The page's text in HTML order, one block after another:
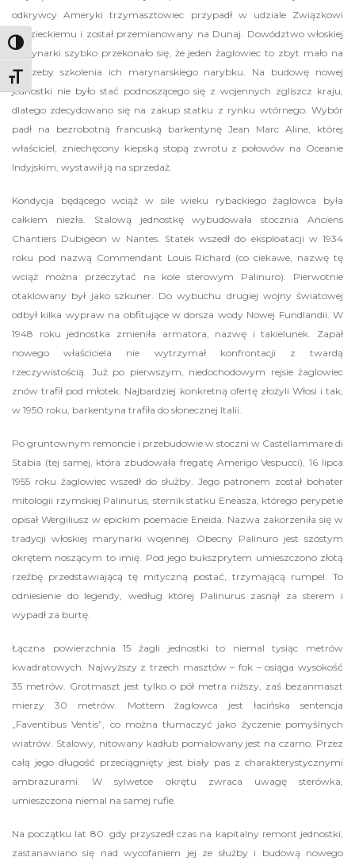
Toggle High Contrast
Toggle Font size
odkrywcy Ameryki trzymasztowiec przypadł w udziale Związkowi
Radzieckiemu i został przemianowany na Dunaj. Dowództwo włoskiej
marynarki szybko przekonało się, że jeden żaglowiec to zbyt mało na
potrzeby szkolenia ich marynarskiego narybku. Na budowę nowej
jednostki nie było stać podnoszącego się z wojennych zgliszcz kraju,
dlatego zdecydowano się na zakup statku z rynku wtórnego. Wybór
padł na bezrobotną francuską barkentynę Jean Marc Aline, której
właściciel, zniechęcony kiepską stopą zwrotu z połowów na Oceanie
Indyjskim, wystawił ją na sprzedaż.
Kondycja będącego wciąż w sile wieku rybackiego żaglowca była
całkiem niezła. Stalową jednostkę wybudowała stocznia Anciens
Chantiers Dubigeon w Nantes. Statek wszedł do eksploatacji w 1934
roku pod nazwą Commendant Louis Richard (co ciekawe, nazwę tę
wciąż można przeczytać na kole sterowym Palinuro). Pierwotnie
otaklowany był jako szkuner. Do wybuchu drugiej wojny światowej
odbył kilka wypraw na obfitujące w dorsza wody Nowej Fundlandii. W
1948 roku jednostka zmieniła armatora, nazwę i takielunek. Zapał
nowego właściciela nie wytrzymał konfrontacji z twardą
rzeczywistością. Już po pierwszym, niedochodowym rejsie żaglowiec
znów trafił pod młotek. Najbardziej konkretną ofertę złożyli Włosi i tak,
w 1950 roku, barkentyna trafiła do słonecznej Italii.
Po gruntownym remoncie i przebudowie w stoczni w Castellammare di
Stabia (tej samej, która zbudowała fregatę Amerigo Vespucci), 16 lipca
1955 roku żaglowiec wszedł do służby. Jego patronem został bohater
mitologii rzymskiej Palinurus, sternik statku Eneasza, którego perypetie
opisał Wergiliusz w epickim poemacie Eneida. Nazwa zakorzeniła się w
tradycji włoskiej marynarki wojennej. Obecny Palinuro jest szóstym
okrętem noszącym to imię. Pod jego bukszprytem umieszczono złotą
rzeźbę przedstawiającą tę mityczną postać, trzymającą rumpel. To
odniesienie do legendy, według której Palinurus zasnął za sterem i
wypadł za burtę.
Łączna powierzchnia 15 żagli jednostki to niemal tysiąc metrów
kwadratowych. Najwyższy z trzech masztów – fok – osiąga wysokość
35 metrów. Grotmaszt jest tylko o pół metra niższy, zaś bezanmaszt
mierzy 30 metrów. Mottem żaglowca jest łacińska sentencja
„Faventibus Ventis”, co można tłumaczyć jako życzenie pomyślnych
wiatrów. Stalowy, nitowany kadłub pomalowany jest na czarno. Przez
całą jego długość przeciągnięty jest biały pas z charakterystycznymi
ambrazurami. W sylwetce okrętu zwraca uwagę sterówka,
umieszczona niemal na samej rufie.
Na początku lat 80. gdy przyszedł czas na kapitalny remont jednostki,
zastanawiano się nad wycofaniem jej ze służby i budową nowego